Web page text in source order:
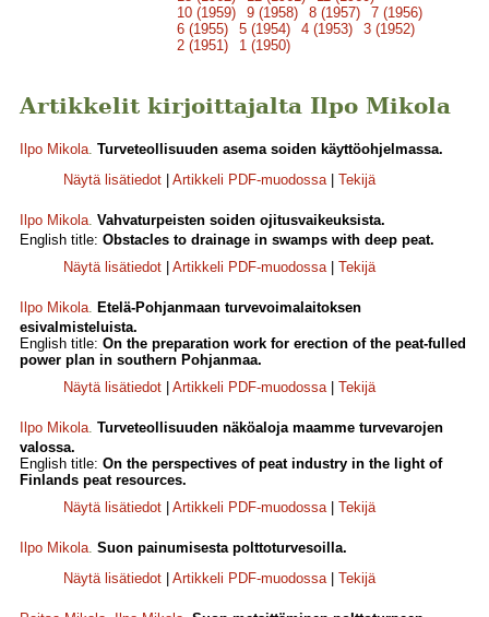
10 (1959)
9 (1958) 8 (1957)
7 (1956)
6 (1955)
5 (1954) 4 (1953)
3 (1952)
2 (1951)
1 (1950)
Artikkelit kirjoittajalta Ilpo Mikola
Ilpo Mikola. Turveteollisuuden asema soiden käyttöohjelmassa.
Näytä lisätiedot
Artikkeli PDF-muodossa| Tekijä
Ilpo Mikola. Vahvaturpeisten soiden ojitusvaikeuksista.
English title: Obstacles to drainage in swamps with deep peat.
Näytä lisätiedot
Artikkeli PDF-muodossa| Tekijä
Ilpo Mikola. Etelä-Pohjanmaan turvevoimalaitoksen
esivalmisteluista.
English title: On the preparation work for erection of the peat-fulled
power plan in southern Pohjanmaa.
Näytä lisätiedot
Artikkeli PDF-muodossa| Tekijä
Ilpo Mikola. Turveteollisuuden näköaloja maamme turvevarojen
valossa.
English title: On the perspectives of peat industry in the light of
Finlands peat resources.
Näytä lisätiedot
Artikkeli PDF-muodossa| Tekijä
Ilpo Mikola. Suon painumisesta polttoturvesoilla.
Näytä lisätiedot
Artikkeli PDF-muodossa| Tekijä